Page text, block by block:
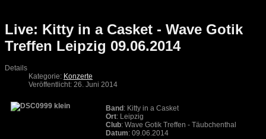
Live: Kitty in a Casket - Wave Gotik
Treffen Leipzig 09.06.2014
Details
Kategorie: Konzerte
Veröffentlicht: 26. Juni 2014
Band : Kitty in a Casket
Ort: Leipzig
Club: Wave Gotik Treffen - Täubchenthal
Datum: 09.06.2014